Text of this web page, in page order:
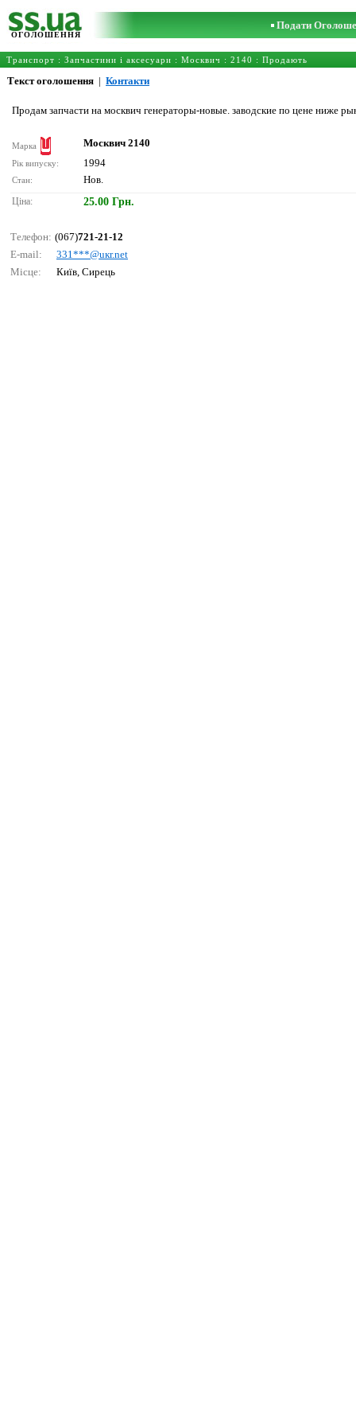
ОГОЛОШЕННЯ
Подати
Транспорт : Запчастини і аксесуари : Москвич : 2140 : Продають
Текст оголошення | Контакти
Продам запчасти на москвич генераторы-новые. заводские по цене ниже
Марка Москвич 2140
Рік випуску: 1994
Стан: Нов.
Ціна: 25.00 Грн.
Телефон: (067)721-21-12
E-mail:
331***@uкr.nеt
Місце:
Київ, Сирець